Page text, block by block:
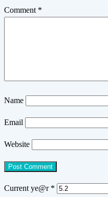
Comment *
Name
Email
Website
Current ye@r *